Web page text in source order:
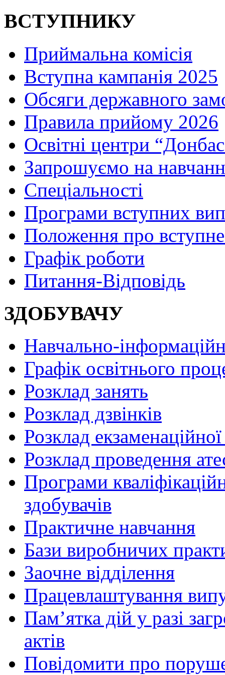
ВСТУПНИКУ
Приймальна комісія
Вступна кампанія 2025
Обсяги державного
Правила прийому 2026
Освітні центри
Запрошуємо на
Спеціальності
Програми вступних
Положення про
Графік роботи
Питання-Відповідь
ЗДОБУВАЧУ
Навчально-
Графік освітнього
Розклад занять
Розклад дзвінків
Розклад екзаменаційної
Розклад проведення
Програми
здобувачів
Практичне навчання
Бази виробничих
Заочне відділення
Працевлаштування
Пам’ятка дій у разі
актів
Повідомити про